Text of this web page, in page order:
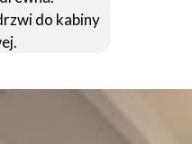
do kabiny